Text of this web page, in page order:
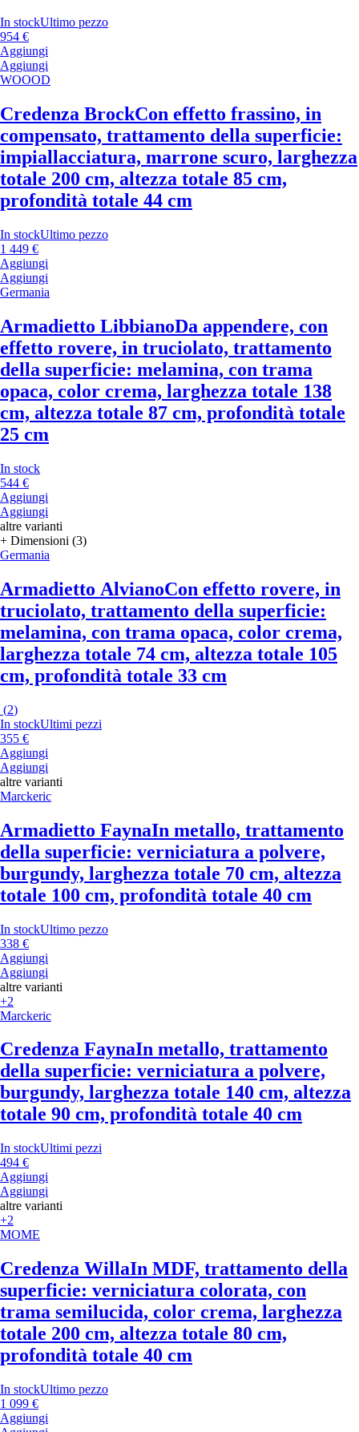
In stockUltimo pezzo
954 €
Aggiungi
Aggiungi
WOOOD
Credenza BrockCon effetto frassino, in
compensato, trattamento della superficie:
impiallacciatura, marrone scuro, larghezza
totale 200 cm, altezza totale 85 cm,
profondità totale 44 cm
In stockUltimo pezzo
1 449 €
Aggiungi
Aggiungi
Germania
Armadietto LibbianoDa appendere, con
effetto rovere, in truciolato, trattamento
della superficie: melamina, con trama
opaca, color crema, larghezza totale 138
cm, altezza totale 87 cm, profondità totale
25 cm
In stock
544 €
Aggiungi
Aggiungi
altre varianti
+ Dimensioni (3)
Germania
Armadietto AlvianoCon effetto rovere, in
truciolato, trattamento della superficie:
melamina, con trama opaca, color crema,
larghezza totale 74 cm, altezza totale 105
cm, profondità totale 33 cm
(2)
In stockUltimi pezzi
355 €
Aggiungi
Aggiungi
altre varianti
Marckeric
Armadietto FaynaIn metallo, trattamento
della superficie: verniciatura a polvere,
burgundy, larghezza totale 70 cm, altezza
totale 100 cm, profondità totale 40 cm
In stockUltimo pezzo
338 €
Aggiungi
Aggiungi
altre varianti
+2
Marckeric
Credenza FaynaIn metallo, trattamento
della superficie: verniciatura a polvere,
burgundy, larghezza totale 140 cm, altezza
totale 90 cm, profondità totale 40 cm
In stockUltimi pezzi
494 €
Aggiungi
Aggiungi
altre varianti
+2
MOME
Credenza WillaIn MDF, trattamento della
superficie: verniciatura colorata, con
trama semilucida, color crema, larghezza
totale 200 cm, altezza totale 80 cm,
profondità totale 40 cm
In stockUltimo pezzo
1 099 €
Aggiungi